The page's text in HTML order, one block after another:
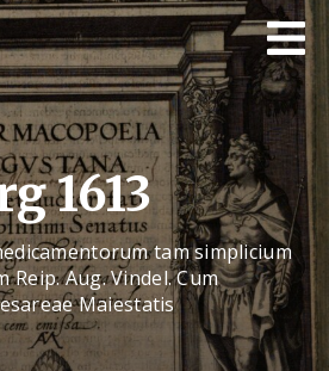
1613
tam simplicium
Aug. Vindel. Cum
Maiestatis